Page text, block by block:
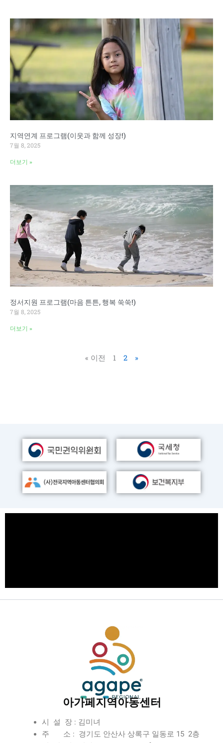
지역연계 프로그램(이웃과 함께 성장!)
7월 8, 2025
더보기 »
정서지원 프로그램(마음 튼튼, 행복 쑥쑥!)
7월 8, 2025
더보기 »
« 이전 1 2 »
아가페지역아동센터
시 설 장 : 김미녀
주 소 : 경기도 안산사 상록구 일동로 15 2층